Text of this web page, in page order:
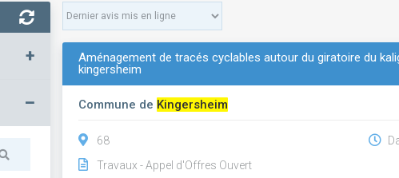
+
–
Aménagement de tracés cyclables autour du giratoire du
kingersheim
Commune de Kingersheim
68
Travaux - Appel d'Offres Ouvert